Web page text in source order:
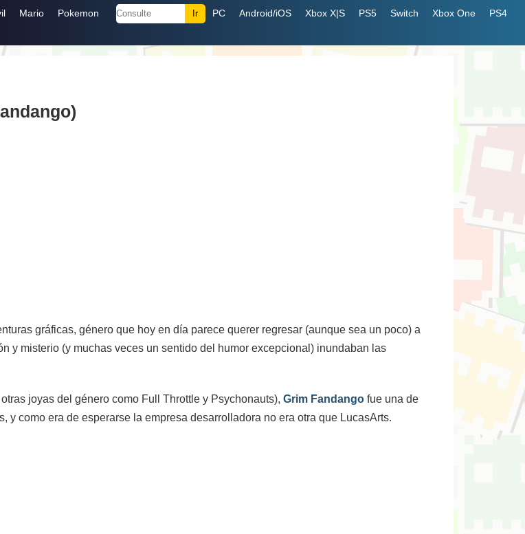
Mario Pokemon PC Android/iOS Xbox X|S PS5 Switch Xbox One
PS4
gráficas, género que hoy en día parece querer regresar (aunque sea un poco) a
y misterio (y muchas veces un sentido del humor excepcional) inundaban las
joyas del género como Full Throttle y Psychonauts), Grim Fandango fue una de
y como era de esperarse la empresa desarrolladora no era otra que LucasArts.